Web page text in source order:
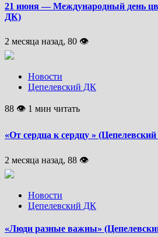
21 июня — Международный день
ДК)
2 месяца назад, 80 👁
Новости
Цепелевский ДК
88 👁 1 мин читать
«От сердца к сердцу »
2 месяца назад, 88 👁
Новости
Цепелевский ДК
«Люди разные важны»